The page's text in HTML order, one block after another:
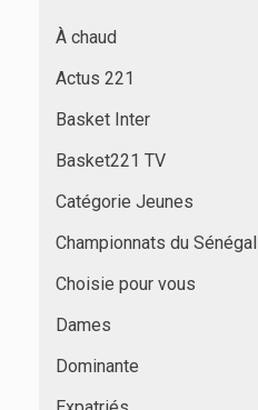
À chaud
Actus 221
Basket Inter
Basket221 TV
Catégorie Jeunes
Championnats du Sénégal
Choisie pour vous
Dames
Dominante